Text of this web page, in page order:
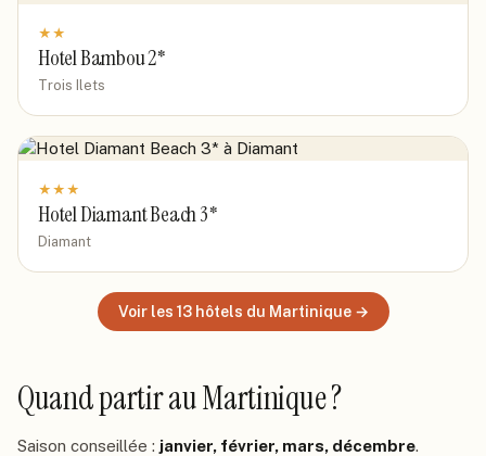
★ ★
Hotel Bambou 2*
Trois Ilets
★ ★ ★
Hotel Diamant Beach 3*
Diamant
Voir les 13hôtels du Martinique→
Quand partirau Martinique?
Saison conseillée : janvier, février, mars, décembre.